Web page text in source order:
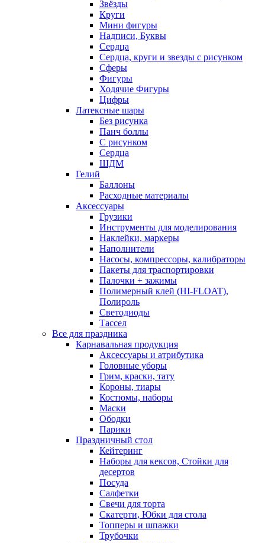
Звёзды
Круги
Мини фигуры
Надписи, Буквы
Сердца
Сердца, круги и звезды с рисунком
Сферы
Фигуры
Ходячие Фигуры
Цифры
Латексные шары
Без рисунка
Панч боллы
С рисунком
Сердца
ШДМ
Гелий
Баллоны
Расходные материалы
Аксессуары
Грузики
Инструменты для моделирования
Наклейки, маркеры
Наполнители
Насосы, компрессоры, калибраторы
Пакеты для траспортировки
Палочки + зажимы
Полимерный клей (HI-FLOAT),
Полироль
Светодиоды
Тассел
Все для праздника
Карнавальная продукция
Аксессуары и атрибутика
Головные уборы
Грим, краски, тату
Короны, тиары
Костюмы, наборы
Маски
Ободки
Парики
Праздничный стол
Кейтеринг
Наборы для кексов, Стойки для
десертов
Посуда
Салфетки
Свечи для торта
Скатерти, Юбки для стола
Топперы и шпажки
Трубочки